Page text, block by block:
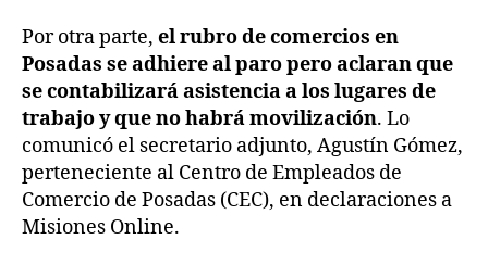
Por otra parte, el rubro de comercios en
Posadas se adhiere al paro pero aclaran que
se contabilizará asistencia a los lugares de
trabajo y que no habrá movilización. Lo
comunicó el secretario adjunto, Agustín Gómez,
perteneciente al Centro de Empleados de
Comercio de Posadas (CEC), en declaraciones a
Misiones Online.